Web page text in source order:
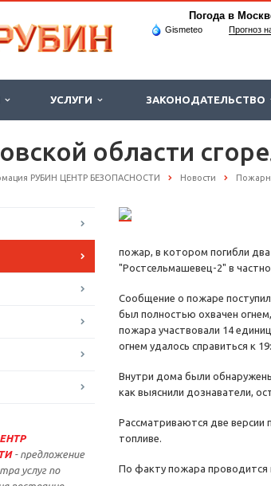
Погода в
Gismeteo Прогноз
УСЛУГИ ЗАКОНОДАТЕЛЬСТВО
области
РУБИН ЦЕНТР БЕЗОПАСНОСТИ Новости
- предложение
услуг по
пожар, в котором погибли
"Ростсельмашевец-2" в
Сообщение о пожаре
был полностью охвачен
пожара участвовали 14
огнем удалось справиться к
Внутри дома были
как выяснили дознаватели,
Рассматриваются две версии
топливе.
По факту пожара проводится